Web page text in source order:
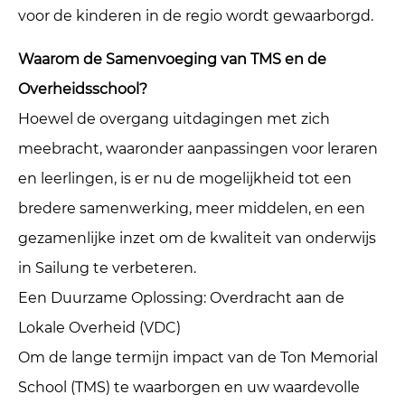
voor de kinderen in de regio wordt gewaarborgd.
Waarom de Samenvoeging van TMS en de
Overheidsschool?
Hoewel de overgang uitdagingen met zich
meebracht, waaronder aanpassingen voor leraren
en leerlingen, is er nu de mogelijkheid tot een
bredere samenwerking, meer middelen, en een
gezamenlijke inzet om de kwaliteit van onderwijs
in Sailung te verbeteren.
Een Duurzame Oplossing: Overdracht aan de
Lokale Overheid (VDC)
Om de lange termijn impact van de Ton Memorial
School (TMS) te waarborgen en uw waardevolle